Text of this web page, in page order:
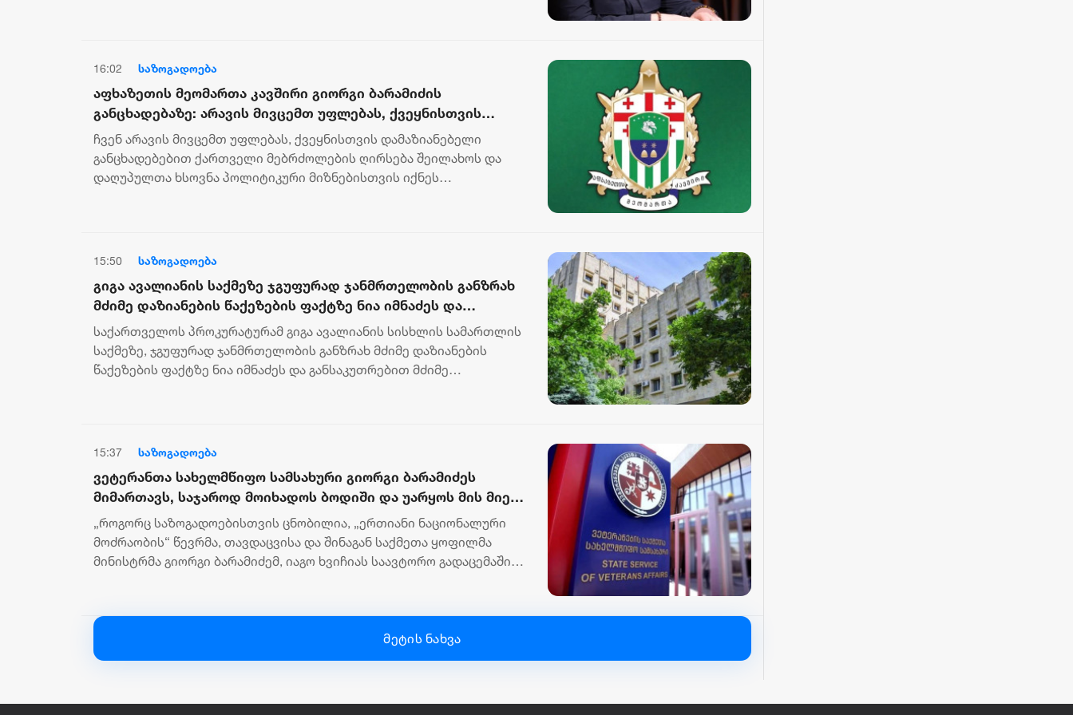
16:02 საზოგადოება
აფხაზეთის მეომართა კავშირი გიორგი ბარამიძის
განცხადებაზე: არავის მივცემთ უფლებას, ქვეყნისთვის
დამაზიანებელი განცხადებებით ქართველი მებრძოლების
ღირსება შეილახოს და დაღუპულთა ხსოვნა პოლიტიკური
მიზნებისთვის იქნეს გამოყენებული
ჩვენ არავის მივცემთ უფლებას, ქვეყნისთვის დამაზიანებელი
განცხადებებით ქართველი მებრძოლების ღირსება შეილახოს და
დაღუპულთა ხსოვნა პოლიტიკური მიზნებისთვის იქნეს
15:50 საზოგადოება
გიგა ავალიანის საქმეზე ჯგუფურად ჯანმრთელობის განზრახ
მძიმე დაზიანების წაქეზების ფაქტზე ნია იმნაძეს და
განსაკუთრებით მძიმე დანაშაულის შეუტყობინებლობის
ფაქტზე ანასტასია ბერუაშვილს ბრალდება წარუდგინეს
საქართველოს პროკურატურამ გიგა ავალიანის სისხლის სამართლის
საქმეზე, ჯგუფურად ჯანმრთელობის განზრახ მძიმე დაზიანების
წაქეზების ფაქტზე ნია იმნაძეს და განსაკუთრებით მძიმე
15:37 საზოგადოება
ვეტერანთა სახელმწიფო სამსახური გიორგი ბარამიძეს
მიმართავს, საჯაროდ მოიხადოს ბოდიში და უარყოს მის მიერ
გავრცელებული, დაუდასტურებელი ინფორმაცია
„როგორც საზოგადოებისთვის ცნობილია, „ერთიანი ნაციონალური
მოძრაობის“ წევრმა, თავდაცვისა და შინაგან საქმეთა ყოფილმა
მინისტრმა გიორგი ბარამიძემ, იაგო ხვიჩიას საავტორო გადაცემაში -
მეტის ნახვა